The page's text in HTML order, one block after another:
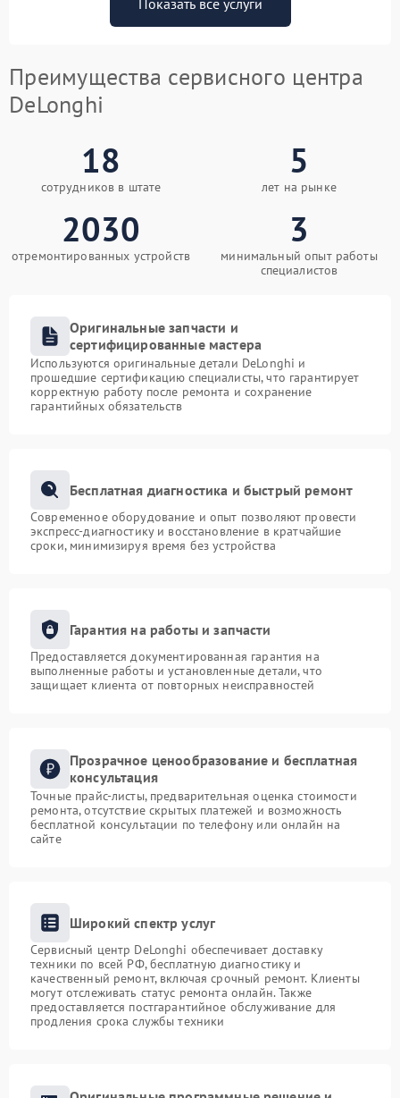
Показать все услуги
Преимущества сервисного центра
DeLonghi
18
сотрудников в штате
5
лет на рынке
2030
отремонтированных устройств
3
минимальный опыт работы
специалистов
Оригинальные запчасти и
сертифицированные мастера
Используются оригинальные детали DeLonghi и
прошедшие сертификацию специалисты, что гарантирует
корректную работу после ремонта и сохранение
гарантийных обязательств
Бесплатная диагностика и быстрый ремонт
Современное оборудование и опыт позволяют провести
экспресс-диагностику и восстановление в кратчайшие
сроки, минимизируя время без устройства
Гарантия на работы и запчасти
Предоставляется документированная гарантия на
выполненные работы и установленные детали, что
защищает клиента от повторных неисправностей
Прозрачное ценообразование и бесплатная
консультация
Точные прайс-листы, предварительная оценка стоимости
ремонта, отсутствие скрытых платежей и возможность
бесплатной консультации по телефону или онлайн на
сайте
Широкий спектр услуг
Сервисный центр DeLonghi обеспечивает доставку
техники по всей РФ, бесплатную диагностику и
качественный ремонт, включая срочный ремонт. Клиенты
могут отслеживать статус ремонта онлайн. Также
предоставляется постгарантийное обслуживание для
продления срока службы техники